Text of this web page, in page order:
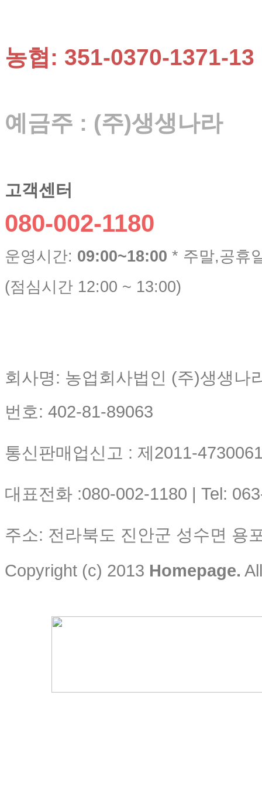
농협: 351-0370-1371-13
예금주 : (주)생생나라
고객센터
080-002-1180
운영시간: 09:00~18:00 * 주말,공휴
(점심시간 12:00 ~ 13:00)
회사명: 농업회사법인 (주)생생나
번호: 402-81-89063
통신판매업신고 : 제2011-
대표전화 :080-002-1180 | Tel:
주소: 전라북도 진안군 성수면 용
Copyright (c) 2013 Homepage.